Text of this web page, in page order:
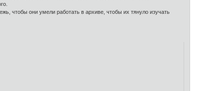
чтобы они умели работать в архиве, чтобы их тянуло изучать